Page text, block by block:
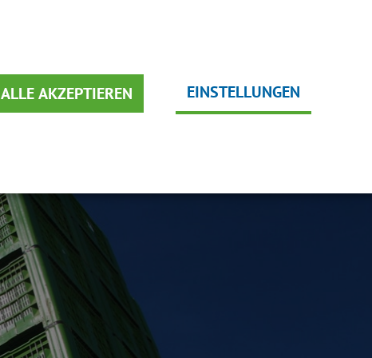
ALLE AKZEPTIEREN EINSTELLUNGEN